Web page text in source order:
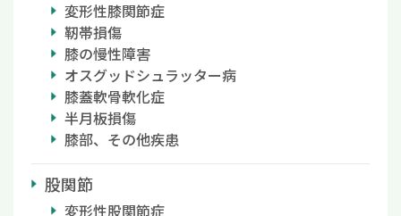
変形性膝関節症
靭帯損傷
膝の慢性障害
オスグッドシュラッター病
膝蓋軟骨軟化症
半月板損傷
膝部、その他疾患
股関節
変形性股関節症